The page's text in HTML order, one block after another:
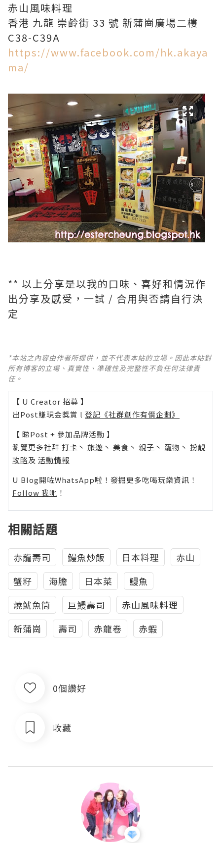
赤山風味料理
香港 九龍 崇鹷街 33 號 新蒲崗廣場二樓
C38-C39A
https://www.facebook.com/hk.akaya
ma/
** 以上分享是以我的口味、喜好和情況作
出分享及感受，一試 / 合用與否請自行決
定
*本站之內容由作者所提供，並不代表本站的立場。因此本站對
所有博客的立場、真實性、準確性及完整性不負任何法律責
任。
【 U Creator 招募 】
出Post賺現金獎賞 l 登記《社群創作有價企劃》
【 睇Post + 參加品牌活動 】
瀏覽更多社群 打卡 丶 旅遊 丶 美食 丶 親子 丶 寵物 丶 扮靚
攻略及 活動情報
U Blog開咗WhatsApp啦！發掘更多吃喝玩樂資訊！
Follow 我哋 ！
相關話題
赤龍壽司 鰻魚炒飯 日本料理
赤山
蟹籽
海膽 日本菜
鰻魚
燒魷魚筒
巨鰻壽司
赤山風味料理
新蒲崗
壽司 赤龍卷 赤蝦
0個讚好
收藏